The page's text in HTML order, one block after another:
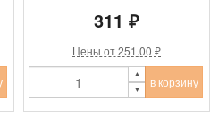
311 ₽
Цены от 251.00 ₽
в корзину